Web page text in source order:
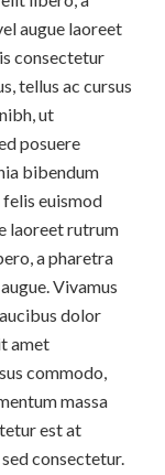
augue laoreet
consectetur
tellus ac cursus
ut
posuere
bibendum
euismod
laoreet rutrum
a pharetra
Vivamus
dolor
amet
commodo,
massa
est at
consectetur.